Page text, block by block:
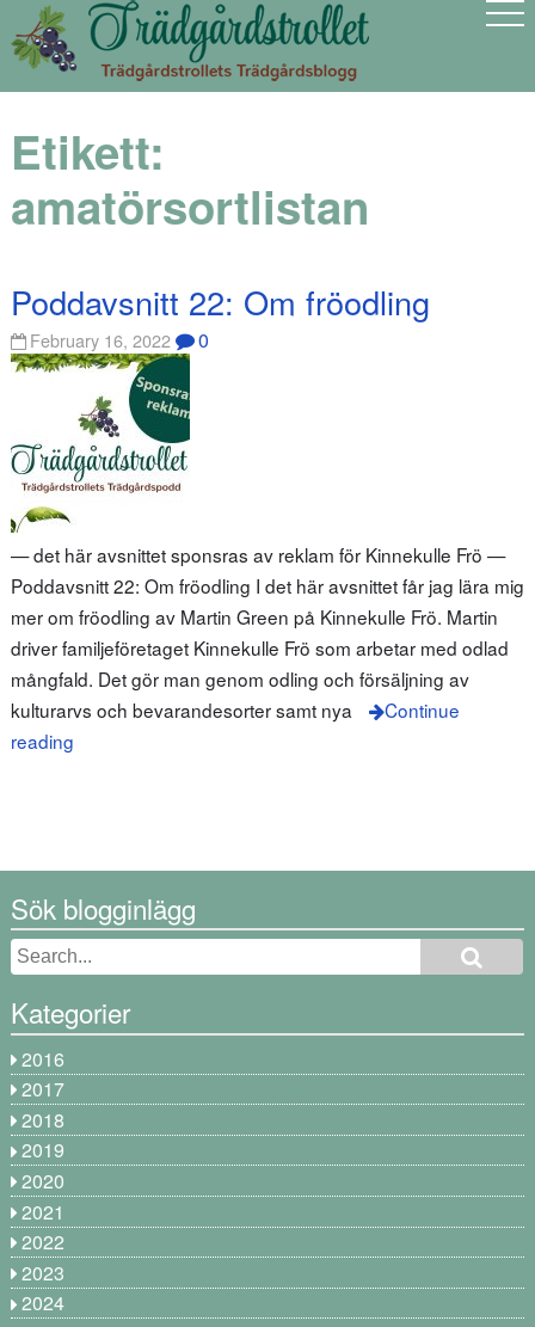
Etikett:
amatörsortlistan
Poddavsnitt 22: Om fröodling
February 16, 2022 0
— det här avsnittet sponsras av reklam för Kinnekulle Frö —
Poddavsnitt 22: Om fröodling I det här avsnittet får jag lära mig
mer om fröodling av Martin Green på Kinnekulle Frö. Martin
driver familjeföretaget Kinnekulle Frö som arbetar med odlad
mångfald. Det gör man genom odling och försäljning av
kulturarvs och bevarandesorter samt nya
Continue
reading
Sök blogginlägg
Kategorier
2016
2017
2018
2019
2020
2021
2022
2023
2024